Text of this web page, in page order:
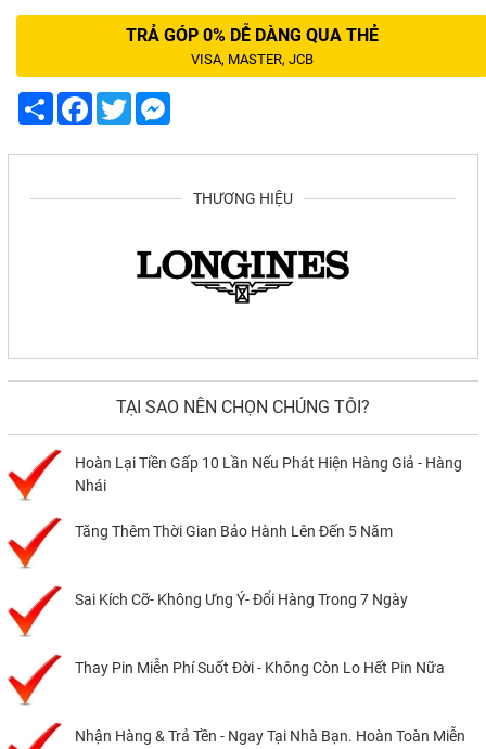
TRẢ GÓP 0% DỄ DÀNG QUA THẺ
VISA, MASTER, JCB
ShareFacebook
Twitter
THƯƠNG HIỆU
TẠI SAO NÊN CHỌN CHÚNG TÔI?
Hoàn Lại Tiền Gấp 10 Lần Nếu Phát Hiện Hàng Giả - Hàng
Nhái
Tăng Thêm Thời Gian Bảo Hành Lên Đến 5 Năm
Sai Kích Cỡ- Không Ưng Ý- Đổi Hàng Trong 7 Ngày
Thay Pin Miễn Phí Suốt Đời - Không Còn Lo Hết Pin Nữa
Nhận Hàng & Trả Tền - Ngay Tại Nhà Bạn. Hoàn Toàn Miễn